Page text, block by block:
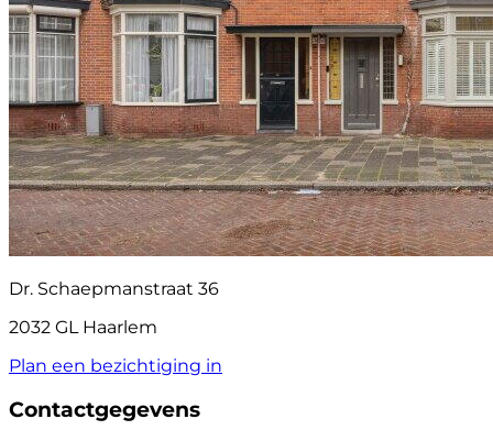
Dr. Schaepmanstraat 36
2032 GL Haarlem
Plan een bezichtiging in
Contactgegevens